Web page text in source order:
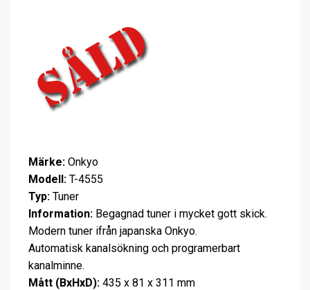
Märke: Onkyo
Modell: T-4555
Typ: Tuner
Information: Begagnad tuner i mycket gott skick.
Modern tuner ifrån japanska Onkyo.
Automatisk kanalsökning och programerbart
kanalminne.
Mått (BxHxD): 435 x 81 x 311 mm